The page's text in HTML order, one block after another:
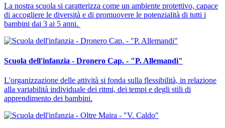
La nostra scuola si caratterizza come un ambiente protettivo, capace
di accogliere le diversità e di promuovere le potenzialità di tutti i
bambini dai 3 ai 5 anni.
Scuola dell'infanzia - Dronero Cap. - "P. Allemandi"
L'organizzazione delle attività si fonda sulla flessibilità, in relazione
alla variabilità individuale dei ritmi, dei tempi e degli stili di
apprendimento dei bambini.